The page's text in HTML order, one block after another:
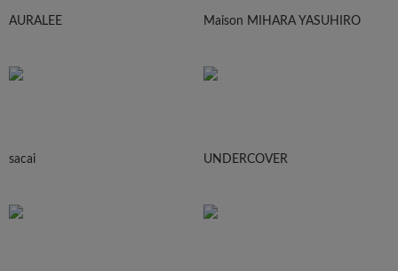
AURALEE Maison MIHARA YASUHIRO
sacai UNDERCOVER